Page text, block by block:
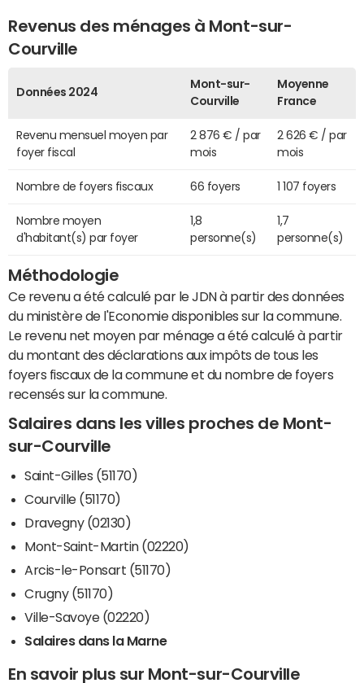
Revenus des ménages à Mont-sur-
Courville
Données 2024
Mont-sur-
Courville
Moyenne
France
Revenu mensuel moyen par
foyer fiscal
2 876 € / par
mois
2 626 € / par
mois
Nombre de foyers fiscaux 66 foyers 1 107 foyers
Nombre moyen
d'habitant(s) par foyer
1,8
personne(s)
1,7
personne(s)
Méthodologie
Ce revenu a été calculé par le JDN à partir des données
du ministère de l'Economie disponibles sur la commune.
Le revenu net moyen par ménage a été calculé à partir
du montant des déclarations aux impôts de tous les
foyers fiscaux de la commune et du nombre de foyers
recensés sur la commune.
Salaires dans les villes proches de Mont-
sur-Courville
Saint-Gilles (51170)
Courville (51170)
Dravegny (02130)
Mont-Saint-Martin (02220)
Arcis-le-Ponsart (51170)
Crugny (51170)
Ville-Savoye (02220)
Salaires dans la Marne
En savoir plus sur Mont-sur-Courville